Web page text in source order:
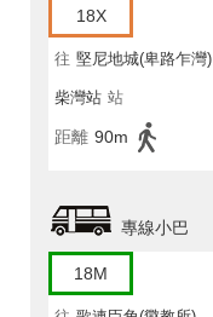
18X
往 堅尼地城(卑路乍灣)
柴灣站 站
距離 90m
專線小巴
18M